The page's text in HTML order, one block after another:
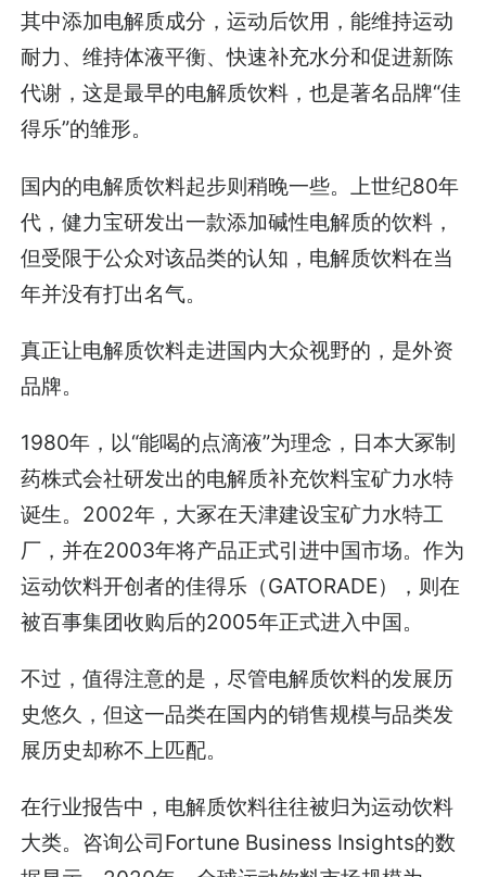
其中添加电解质成分，运动后饮用，能维持运动
耐力、维持体液平衡、快速补充水分和促进新陈
代谢，这是最早的电解质饮料，也是著名品牌“佳
得乐”的雏形。
国内的电解质饮料起步则稍晚一些。上世纪80年
代，健力宝研发出一款添加碱性电解质的饮料，
但受限于公众对该品类的认知，电解质饮料在当
年并没有打出名气。
真正让电解质饮料走进国内大众视野的，是外资
品牌。
1980年，以“能喝的点滴液”为理念，日本大冢制
药株式会社研发出的电解质补充饮料宝矿力水特
诞生。2002年，大冢在天津建设宝矿力水特工
厂，并在2003年将产品正式引进中国市场。作为
运动饮料开创者的佳得乐（GATORADE），则在
被百事集团收购后的2005年正式进入中国。
不过，值得注意的是，尽管电解质饮料的发展历
史悠久，但这一品类在国内的销售规模与品类发
展历史却称不上匹配。
在行业报告中，电解质饮料往往被归为运动饮料
大类。咨询公司Fortune Business Insights的数